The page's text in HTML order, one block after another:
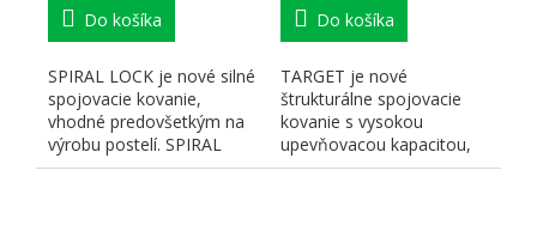
Do košíka
SPIRAL LOCK je nové silné
spojovacie kovanie,
vhodné predovšetkým na
výrobu postelí. SPIRAL
LOCK zaručuje silnú...
Do košíka
TARGET je nové
štrukturálne spojovacie
kovanie s vysokou
upevňovacou kapacitou,
vhodné na montáž s